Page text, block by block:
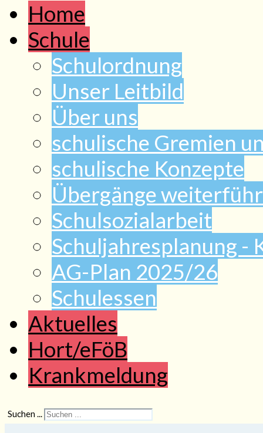
Home
Schule
Schulordnung
Unser Leitbild
Über uns
schulische Gremien
schulische Konzepte
Übergänge
Schulsozialarbeit
Schuljahresplanung -
AG-Plan 2025/26
Schulessen
Aktuelles
Hort/eFöB
Krankmeldung
Suchen ...